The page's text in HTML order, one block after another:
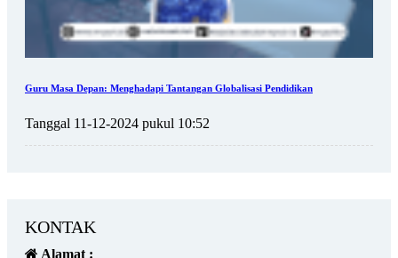
Guru Masa Depan: Menghadapi Tantangan Globalisasi Pendidikan
Tanggal 11-12-2024 pukul 10:52
KONTAK
Alamat :